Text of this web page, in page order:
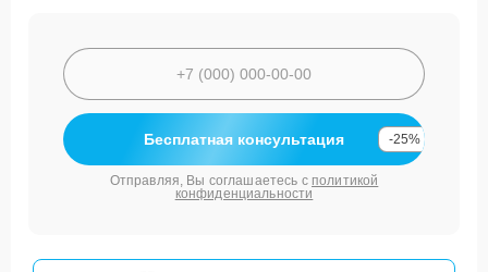
Бесплатная консультация -25%
Отправляя, Вы соглашаетесь с политикой
конфиденциальности